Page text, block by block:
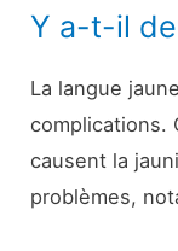
Y a-t-il
La langue
complications.
causent la
problèmes,